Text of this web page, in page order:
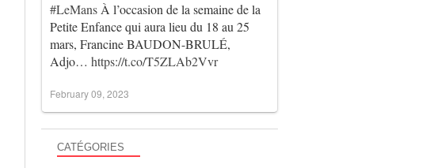
#LeMans À l’occasion de la semaine de la
Petite Enfance qui aura lieu du 18 au 25
mars, Francine BAUDON-BRULÉ,
Adjo… https://t.co/T5ZLAb2Vvr
February 09, 2023
CATÉGORIES